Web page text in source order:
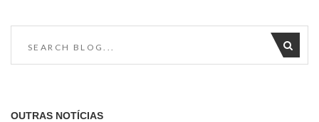
OUTRAS NOTÍCIAS